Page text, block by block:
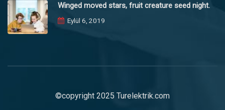
Winged moved stars, fruit creature seed night.
Eylül 6, 2019
©copyright 2025 Turelektrik.com